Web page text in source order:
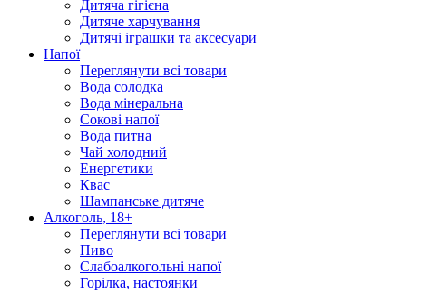
Дитяча гігієна
Дитяче харчування
Дитячі іграшки та аксесуари
Напої
Переглянути всі товари
Вода солодка
Вода мінеральна
Сокові напої
Вода питна
Чай холодний
Енергетики
Квас
Шампанське дитяче
Алкоголь, 18+
Переглянути всі товари
Пиво
Слабоалкогольні напої
Горілка, настоянки